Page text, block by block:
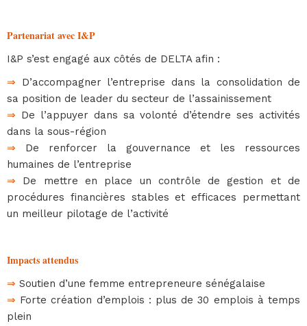
Partenariat avec I&P
I&P s’est engagé aux côtés de DELTA afin :
⇒ D’accompagner l’entreprise dans la consolidation de
sa position de leader du secteur de l’assainissement
⇒ De l’appuyer dans sa volonté d’étendre ses activités
dans la sous-région
⇒ De renforcer la gouvernance et les ressources
humaines de l’entreprise
⇒ De mettre en place un contrôle de gestion et de
procédures financières stables et efficaces permettant
un meilleur pilotage de l’activité
Impacts attendus
⇒ Soutien d’une femme entrepreneure sénégalaise
⇒ Forte création d’emplois : plus de 30 emplois à temps
plein